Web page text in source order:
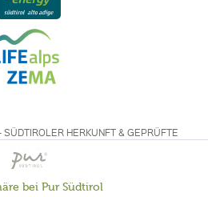
HERKUNFT & GEPRÜFTE
QUALITÄT
Aktiv
bei Pur Südtirol